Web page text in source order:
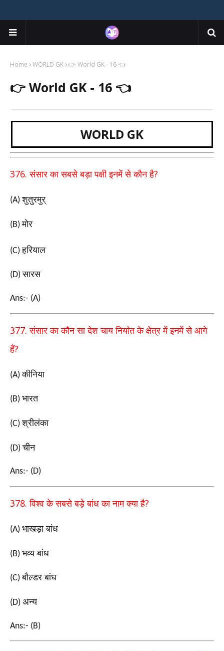
Home WORLD GK 👉 World GK - 16 👈
👉 World GK - 16 👈
WORLD GK
376.संसार का सबसे बड़ा पक्षी इनमें से कौन है?
(A)शुतुरमुर्
(B)मोर
(C)हरियाल
(D)सारस
Ans:- (A)
377.संसार का कौन सा देश चाय निर्यात के क्षेत्र में इनमें से आगे
हैं?
(A)कीनिया
(B) भारत
(C)श्रीलंका
(D)चीन
Ans:- (D)
378.विश्व के सबसे बड़े बांध का नाम क्या है?
(A) भाखड़ा बांध
(B) भव्य बांध
(C)बौल्डर बांध
(D) अन्य
Ans:- (B)